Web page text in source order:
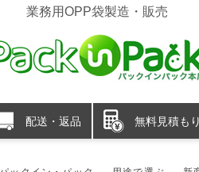
業務用OPP袋製造・販売
配送・返品 無料見積もり